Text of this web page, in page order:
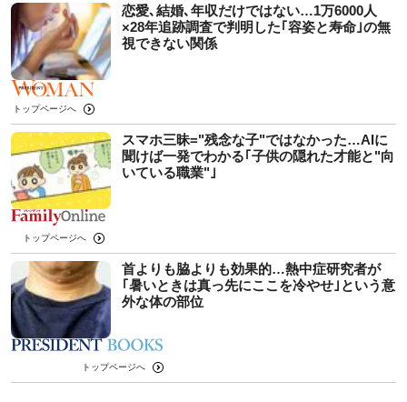
恋愛､結婚､年収だけではない…1万6000人
×28年追跡調査で判明した｢容姿と寿命｣の無
視できない関係
トップページへ
スマホ三昧="残念な子"ではなかった…AIに
聞けば一発でわかる｢子供の隠れた才能と"向
いている職業"｣
トップページへ
首よりも脇よりも効果的…熱中症研究者が
｢暑いときは真っ先にここを冷やせ｣という意
外な体の部位
トップページへ